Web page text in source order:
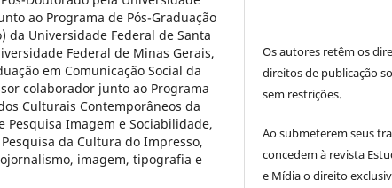
ao Programa de Pós-Graduação
da Universidade Federal de Santa
Federal de Minas Gerais,
em Comunicação Social da
colaborador junto ao Programa
Culturais Contemporâneos da
Pesquisa Imagem e Sociabilidade,
da Cultura do Impresso,
imagem, tipografia e
Os autores retêm os
direitos de publicação
sem restrições.
Ao submeterem seus
concedem à revista
e Mídia o direito